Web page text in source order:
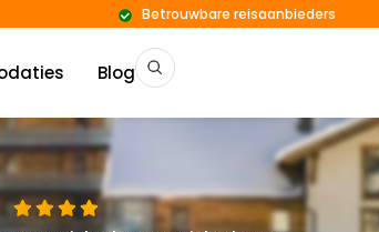
Blog
Betrouwbare reisaanbieders